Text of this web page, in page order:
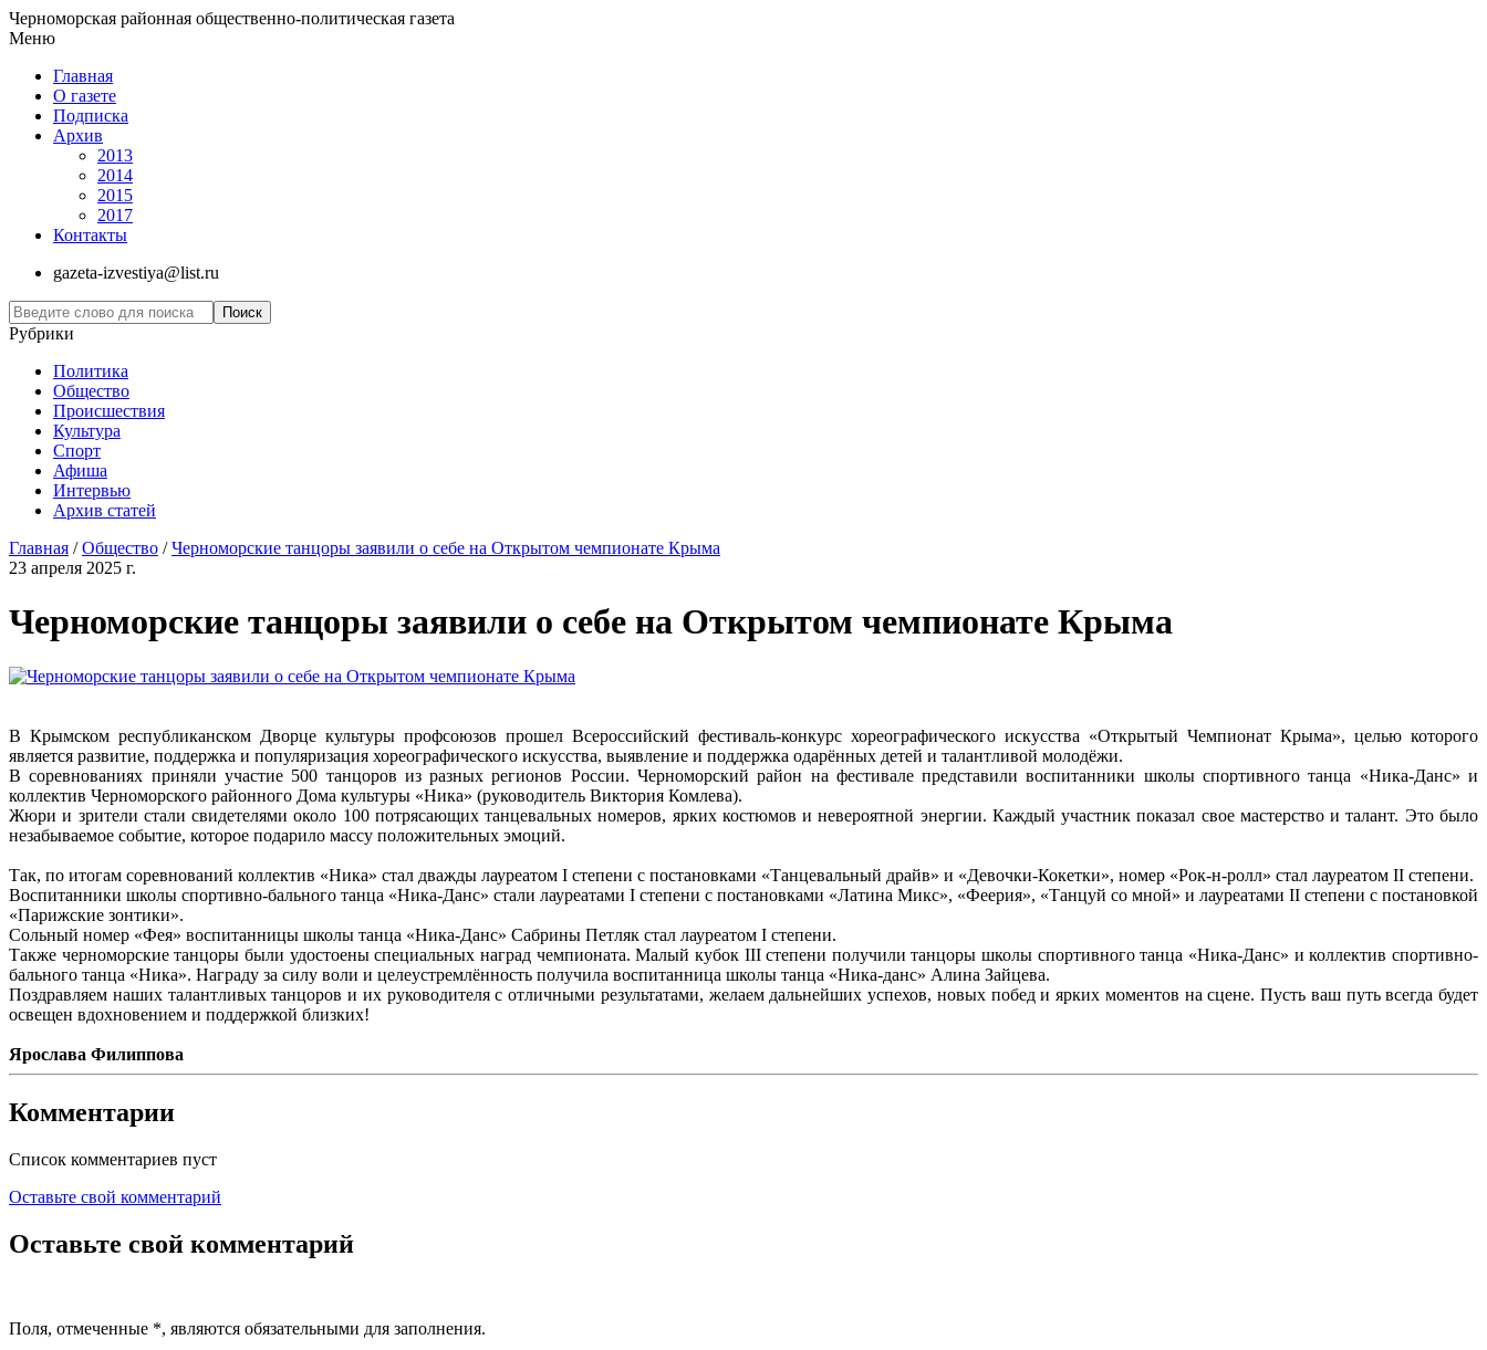
Черноморская районная общественно-политическая газета
Меню
Главная
О газете
Подписка
Архив
2013
2014
2015
2017
Контакты
gazeta-izvestiya@list.ru
Рубрики
Политика
Общество
Проиcшествия
Культура
Спорт
Афиша
Интервью
Архив статей
Главная /Общество /Черноморские танцоры заявили о себе на Открытом чемпионате Крыма
23 апреля 2025 г.
Черноморские танцоры заявили о себе на Открытом чемпионате Крыма
В Крымском республиканском Дворце культуры профсоюзов прошел Всероссийский фестиваль-конкурс хореографического искусства «Открытый Чемпионат Крыма», целью которого
является развитие, поддержка и популяризация хореографического искусства, выявление и поддержка одарённых детей и талантливой молодёжи.
В соревнованиях приняли участие 500 танцоров из разных регионов России. Черноморский район на фестивале представили воспитанники школы спортивного танца «Ника-Данс» и
коллектив Черноморского районного Дома культуры «Ника» (руководитель Виктория Комлева).
Жюри и зрители стали свидетелями около 100 потрясающих танцевальных номеров, ярких костюмов и невероятной энергии. Каждый участник показал свое мастерство и талант. Это было
незабываемое событие, которое подарило массу положительных эмоций.
Так, по итогам соревнований коллектив «Ника» стал дважды лауреатом I степени с постановками «Танцевальный драйв» и «Девочки-Кокетки», номер «Рок-н-ролл» стал лауреатом II степени.
Воспитанники школы спортивно-бального танца «Ника-Данс» стали лауреатами I степени с постановками «Латина Микс», «Феерия», «Танцуй со мной» и лауреатами II степени с постановкой
«Парижские зонтики».
Сольный номер «Фея» воспитанницы школы танца «Ника-Данс» Сабрины Петляк стал лауреатом I степени.
Также черноморские танцоры были удостоены специальных наград чемпионата. Малый кубок III степени получили танцоры школы спортивного танца «Ника-Данс» и коллектив спортивно-
бального танца «Ника». Награду за силу воли и целеустремлённость получила воспитанница школы танца «Ника-данс» Алина Зайцева.
Поздравляем наших талантливых танцоров и их руководителя с отличными результатами, желаем дальнейших успехов, новых побед и ярких моментов на сцене. Пусть ваш путь всегда будет
освещен вдохновением и поддержкой близких!
Ярослава Филиппова
Комментарии
Список комментариев пуст
Оставьте свой комментарий
Оставьте свой комментарий
Поля, отмеченные *, являются обязательными для заполнения.